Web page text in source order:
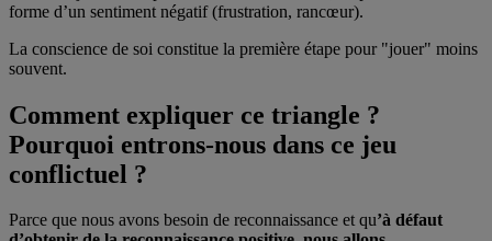
forme d’un sentiment négatif (frustration, rancœur).
La conscience de soi constitue la première étape pour "jouer" moins
souvent.
Comment expliquer ce triangle ?
Pourquoi entrons-nous dans ce jeu
conflictuel ?
Parce que nous avons besoin de reconnaissance et qu’à défaut